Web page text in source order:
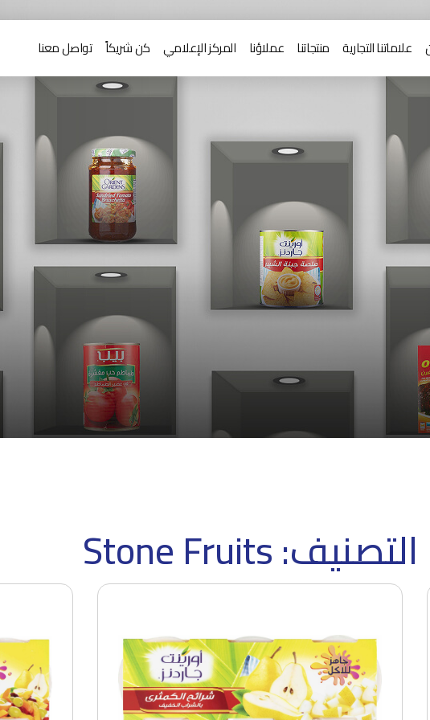
علاماتنا التجارية منتجاتنا عملاؤنا المركز الإعلامي كن شريكاً تواصل معنا
التصنيف: Stone Fruits